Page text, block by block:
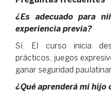
¿Es adecuado para
experiencia previa?
Sí. El curso inicia
prácticos, juegos
ganar seguridad
¿Qué aprenderá mi hijo